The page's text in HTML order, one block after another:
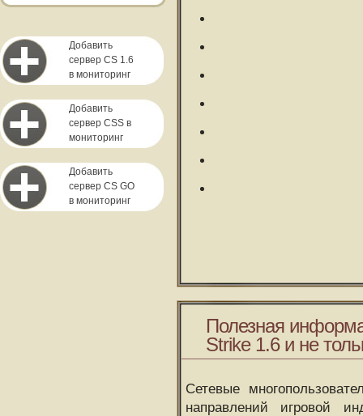
Добавить
сервер CS 1.6
в мониторинг
Добавить
сервер CSS в
мониторинг
Добавить
сервер CS GO
в мониторинг
Полезная
Strike 1.6 и не
Сетевые
направлений игровой